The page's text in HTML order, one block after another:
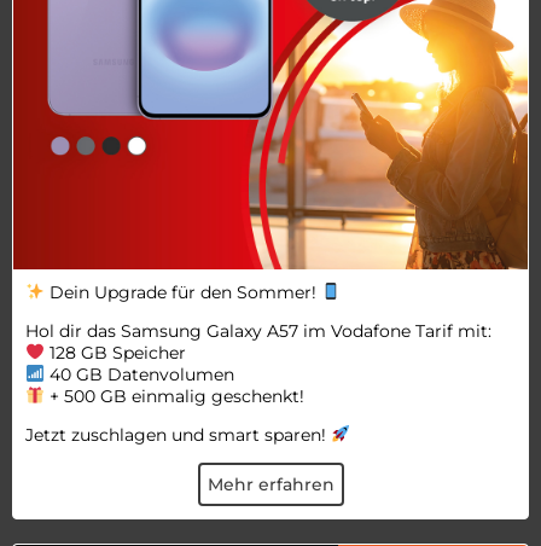
Dein Upgrade für den Sommer!
Hol dir das Samsung Galaxy A57 im Vodafone Tarif mit:
128 GB Speicher
40 GB Datenvolumen
+ 500 GB einmalig geschenkt!
Jetzt zuschlagen und smart sparen!
Mehr erfahren